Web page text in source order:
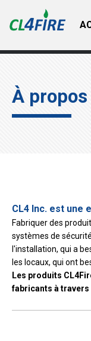
À
CL4 Inc. est une
Fabriquer des
systèmes de
l'installation, qui a
les locaux, qui ont
Les produits
fabricants à travers